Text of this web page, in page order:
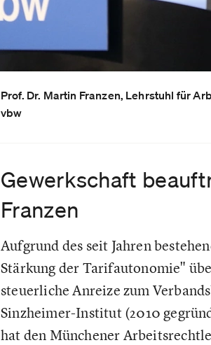
Prof. Dr. Martin Franzen, Lehrstuhl für
vbw
Gewerkschaft
Franzen
Aufgrund des seit Jahren
Stärkung der Tarifautonomie"
steuerliche Anreize zum
Sinzheimer-Institut (2010
hat den Münchener